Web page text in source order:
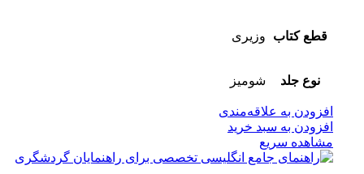
قطع کتاب وزیری
نوع جلد شومیز
افزودن به علاقه‌مندی
افزودن به سبد خرید
مشاهده سریع